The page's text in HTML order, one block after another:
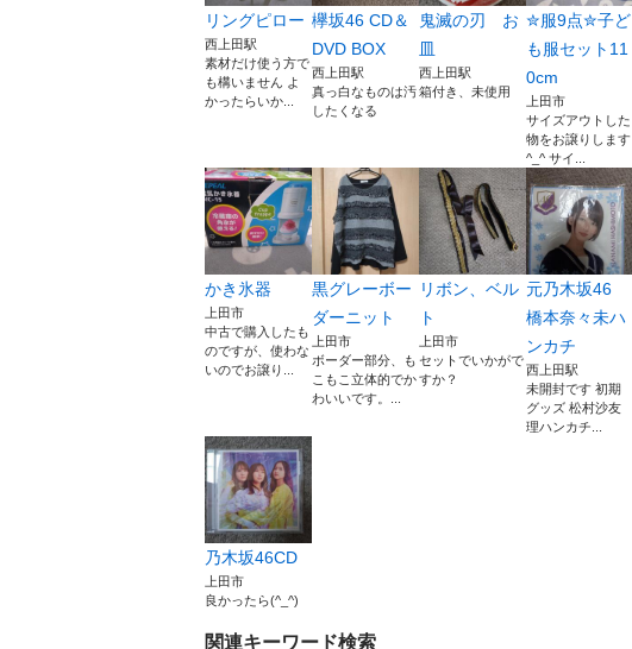
リングピロー
西上田駅
素材だけ使う方で
も構いません よ
かったらいか...
欅坂46 CD＆
DVD BOX
西上田駅
真っ白なものは汚
したくなる
鬼滅の刃 お
皿
西上田駅
箱付き、未使用
✮服9点✮子ど
も服セット11
0cm
上田市
サイズアウトした
物をお譲りします
^_^ サイ...
かき氷器
上田市
中古で購入したも
のですが、使わな
いのでお譲り...
黒グレーボー
ダーニット
上田市
ボーダー部分、も
こもこ立体的でか
わいいです。...
リボン、ベル
ト
上田市
セットでいかがで
すか？
元乃木坂46
橋本奈々未ハ
ンカチ
西上田駅
未開封です 初期
グッズ 松村沙友
理ハンカチ...
乃木坂46CD
上田市
良かったら(^_^)
関連キーワード検索